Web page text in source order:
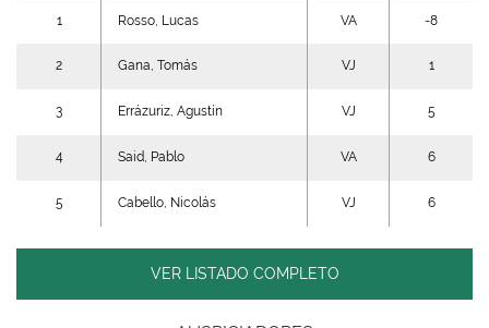
1 Rosso, Lucas VA -8
2 Gana, Tomás VJ 1
3 Errázuriz, Agustín VJ 5
4 Said, Pablo VA 6
5 Cabello, Nicolás VJ 6
VER LISTADO COMPLETO